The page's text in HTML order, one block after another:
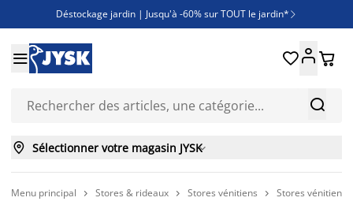
Déstockage jardin | Jusqu'à -60% sur TOUT le jardin* 
Jusqu'à -50% sur une sélection literie
Découvrez les nouveautés de la collection


 
 Sélectionner votre magasin JYSK
Menu principal  Stores & rideaux  Stores vénitiens  Stores vénitiens